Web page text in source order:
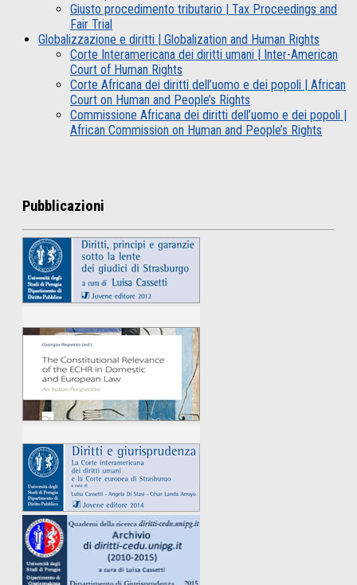
Giusto procedimento tributario | Tax Proceedings and
Fair Trial
Globalizzazione e diritti | Globalization and Human Rights
Corte Interamericana dei diritti umani | Inter-American
Court of Human Rights
Corte Africana dei diritti dell’uomo e dei popoli | African
Court on Human and People’s Rights
Commissione Africana dei diritti dell’uomo e dei popoli |
African Commission on Human and People’s Rights
Pubblicazioni